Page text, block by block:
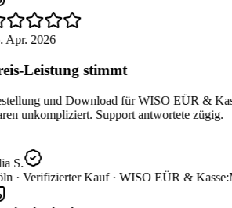
Apr. 2026
Leistung stimmt
und Download für WISO EÜR &
unkompliziert. Support antwortete zügig.
S.
· Verifizierter Kauf · WISO EÜR &